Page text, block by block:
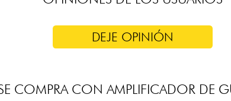
DEJE OPINIÓN
COMPRA CON AMPLIFICADOR DE